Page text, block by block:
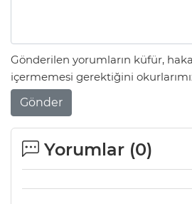
Gönderilen yorumların küfür,
içermemesi gerektiğini
Gönder
Yorumlar (0)